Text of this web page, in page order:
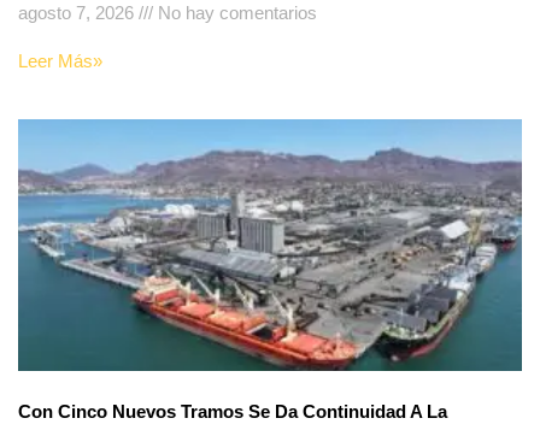
agosto 7, 2026
No hay comentarios
Leer Más»
Con Cinco Nuevos Tramos Se Da Continuidad A La